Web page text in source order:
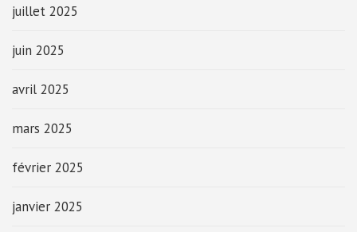
juillet 2025
juin 2025
avril 2025
mars 2025
février 2025
janvier 2025